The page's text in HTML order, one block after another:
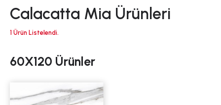
Calacatta Mia Ürünleri
1 Ürün Listelendi.
60X120 Ürünler